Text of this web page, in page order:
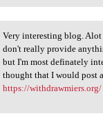
interesting
Very interesting blog. Alot
don't really provide
but I'm most definately
thought that I would post
https://withdrawmiers.org/